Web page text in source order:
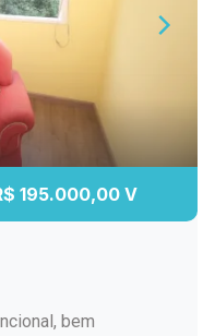
195.000,00 V
bem